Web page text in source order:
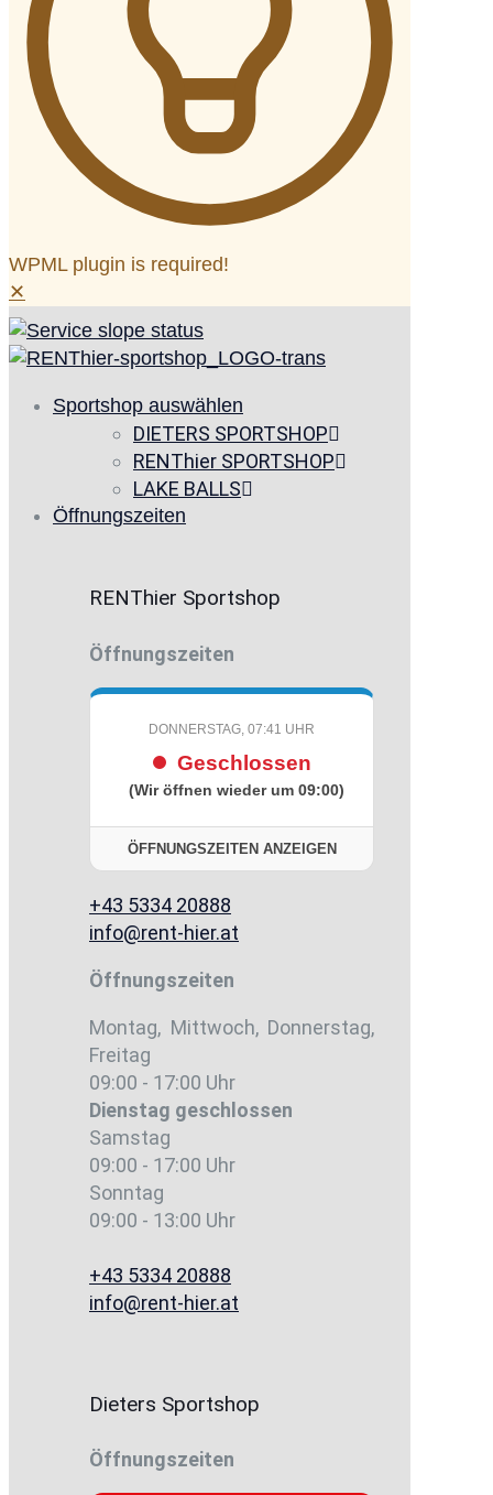
WPML plugin is required!
✕
Sportshop auswählen
DIETERS SPORTSHOP
RENThier SPORTSHOP
LAKE BALLS
Öffnungszeiten
RENThier Sportshop
Öffnungszeiten
DONNERSTAG, 07:41 UHR
Geschlossen
(Wir öffnen wieder um 09:00)
ÖFFNUNGSZEITEN ANZEIGEN
+43 5334 20888
info@rent-hier.at
Öffnungszeiten
Montag, Mittwoch, Donnerstag,
Freitag
09:00 - 17:00 Uhr
Dienstag geschlossen
Samstag
09:00 - 17:00 Uhr
Sonntag
09:00 - 13:00 Uhr
+43 5334 20888
info@rent-hier.at
Dieters Sportshop
Öffnungszeiten